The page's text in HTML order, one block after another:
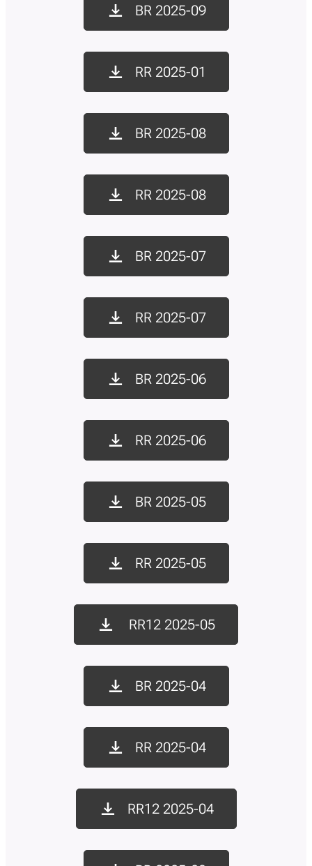
BR 2025-09
RR 2025-01
BR 2025-08
RR 2025-08
BR 2025-07
RR 2025-07
BR 2025-06
RR 2025-06
BR 2025-05
RR 2025-05
RR12 2025-05
BR 2025-04
RR 2025-04
RR12 2025-04